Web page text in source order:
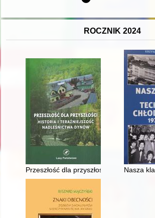
ROCZNIK 2024
Przeszłość dla przyszłości : historia i
Nasza